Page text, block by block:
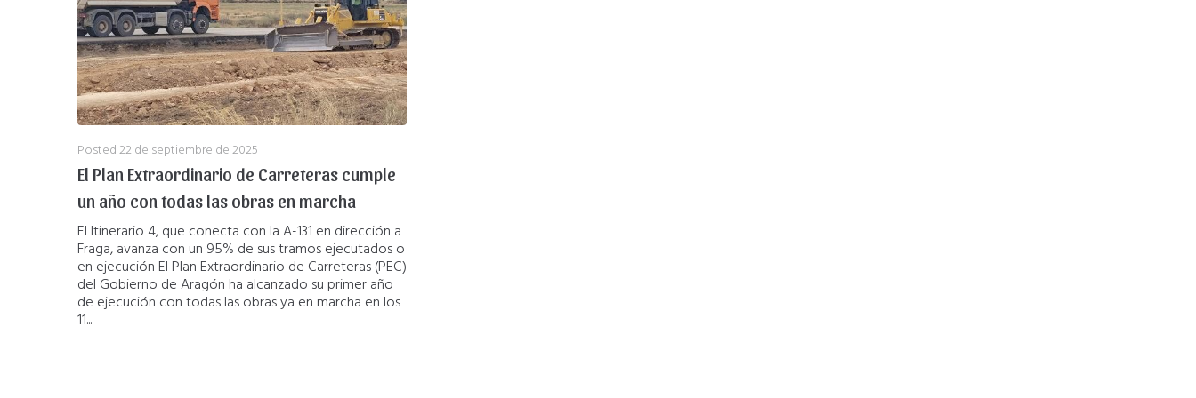
Posted22 de septiembre de 2025
El Plan Extraordinario de Carreteras cumple
un año con todas las obras en marcha
El Itinerario 4, que conecta con la A-131 en dirección a
Fraga, avanza con un 95% de sus tramos ejecutados o
en ejecución El Plan Extraordinario de Carreteras (PEC)
del Gobierno de Aragón ha alcanzado su primer año
de ejecución con todas las obras ya en marcha en los
11...